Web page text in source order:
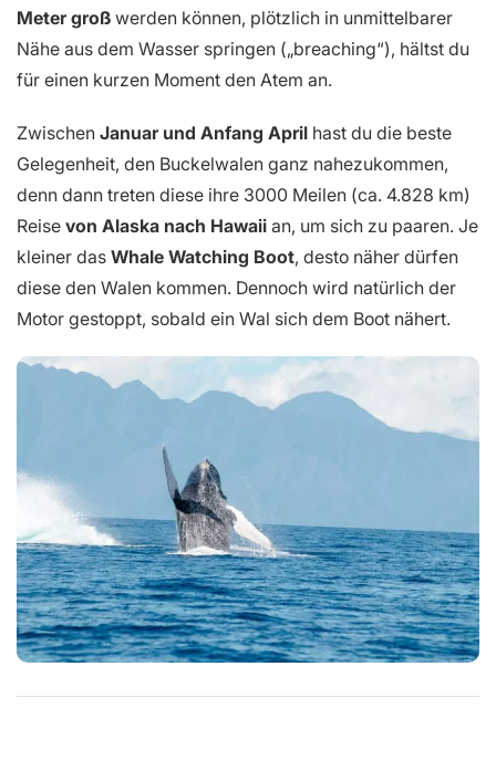
Meter groß werden können, plötzlich in unmittelbarer
Nähe aus dem Wasser springen („breaching“), hältst du
für einen kurzen Moment den Atem an.
Zwischen Januar und Anfang April hast du die beste
Gelegenheit, den Buckelwalen ganz nahezukommen,
denn dann treten diese ihre 3000 Meilen (ca. 4.828 km)
Reise von Alaska nach Hawaii an, um sich zu paaren. Je
kleiner das Whale Watching Boot, desto näher dürfen
diese den Walen kommen. Dennoch wird natürlich der
Motor gestoppt, sobald ein Wal sich dem Boot nähert.